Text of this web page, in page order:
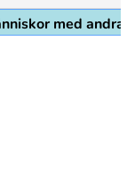
med andra